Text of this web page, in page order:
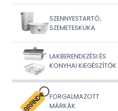
SZENNYESTARTÓ,
SZEMETESKUKA
LAKBERENDEZÉSI ÉS
KONYHAI KIEGÉSZÍTŐK
FORGALMAZOTT
MÁRKÁK